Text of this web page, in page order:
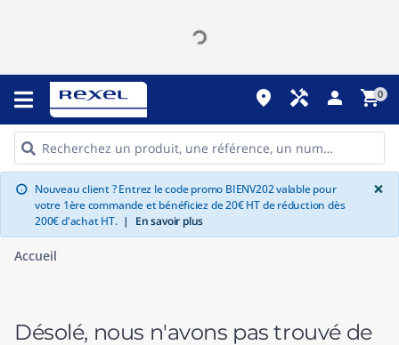
place handyman person shopping_cart0
info Nouveau client ? Entrez le code promo BIENV202 valable pour
votre 1ère commande et bénéficiez de 20€ HT de réduction dès
200€ d'achat HT. | En savoir plus
×
Accueil
Désolé, nous n'avons pas trouvé de